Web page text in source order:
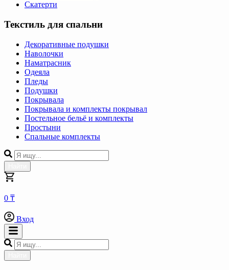
Скатерти
Текстиль для спальни
Декоративные подушки
Наволочки
Наматрасник
Одеяла
Пледы
Подушки
Покрывала
Покрывала и комплекты покрывал
Постельное бельё и комплекты
Простыни
Спальные комплекты
0 ₸
Вход